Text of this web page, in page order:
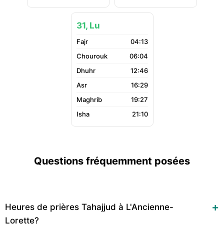
31, Lu
04:13
06:04
12:46
16:29
19:27
21:10
Questions fréquemment posées
Heures de prières Tahajjud à L'Ancienne-
Lorette?